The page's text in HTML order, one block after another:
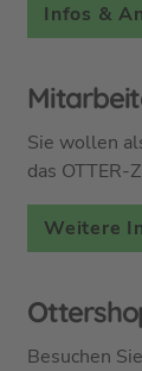
Infos &
Sie wollen
das OTTER-
Weitere
Besuchen